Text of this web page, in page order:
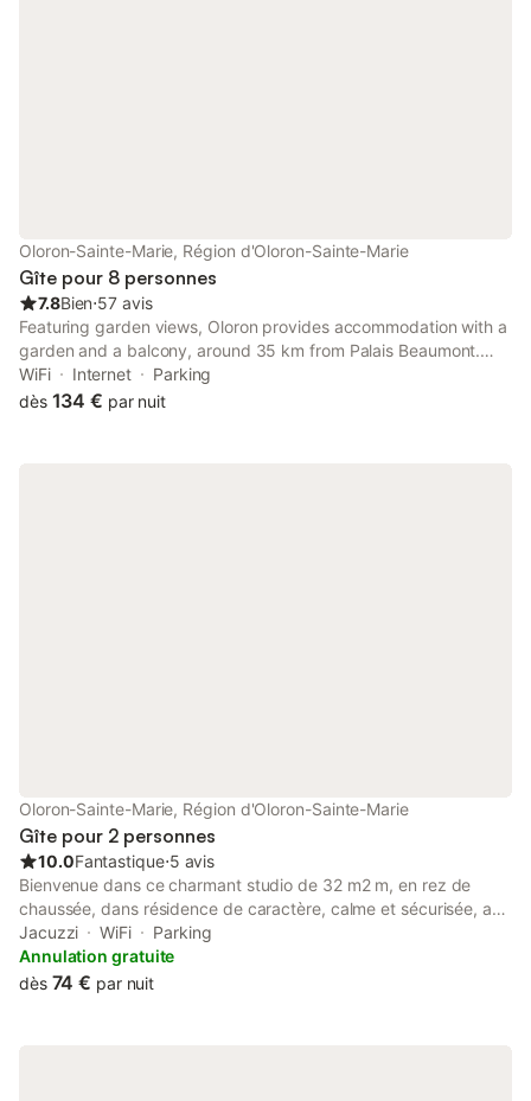
Oloron-Sainte-Marie, Région d'Oloron-Sainte-Marie
Gîte pour 8 personnes
7.8Bien⋅57 avis
Featuring garden views, Oloron provides accommodation with a
garden and a balcony, around 35 km from Palais Beaumont.
Both free WiFi and parking on-site are available at the
apartment free of charge.
WiFi Internet
Parking
dès 134 € par nuit
Oloron-Sainte-Marie, Région d'Oloron-Sainte-Marie
Gîte pour 2 personnes
10.0Fantastique⋅5 avis
Bienvenue dans ce charmant studio de 32 m2 m, en rez de
chaussée, dans résidence de caractère, calme et sécurisée, au
cœur de la ville d’Oloron-Sainte-Marie! Emplacement
exceptionnel et privilégié pour profiter de cette jolie ville et de
ses environs ! (Randonnées, mer, montagne, Espagne à 1h
Jacuzzi WiFi
Parking
Annulation gratuite
dès 74 € par nuit